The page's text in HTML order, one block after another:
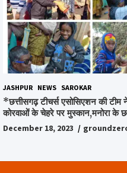
JASHPUR NEWS SAROKAR
*छत्तीसगढ़ टीचर्स एसोसिएशन की टीम
कोरवाओं के चेहरे पर मुस्कान,मनोरा के
किया ये अभियान, पढ़िए पूरी ख़बर…*
December 18, 2023